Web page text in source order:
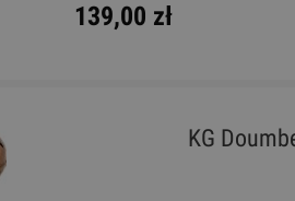
139,00 zł
KG